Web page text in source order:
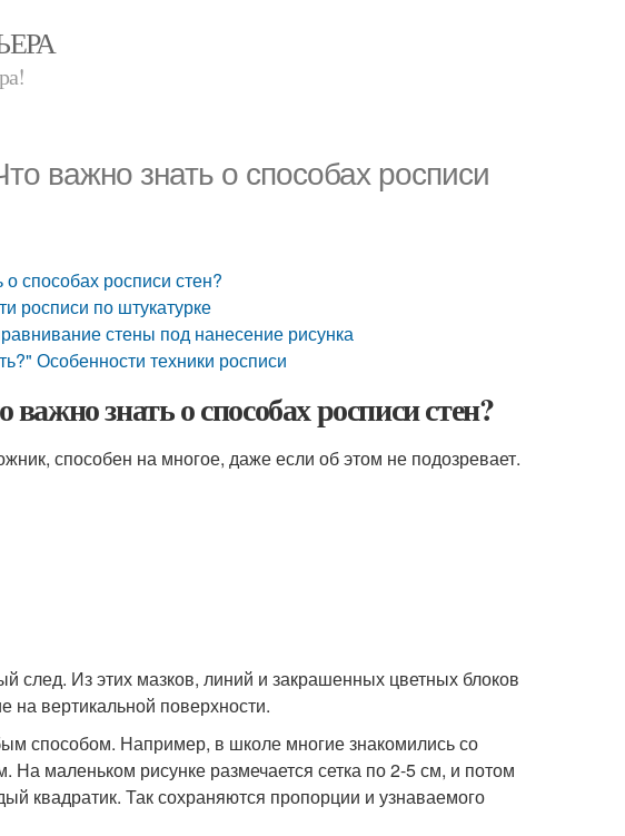
важно знать о способах росписи
способах росписи стен?
росписи по штукатурке
стены под нанесение рисунка
Особенности техники росписи
знать о способах росписи стен?
способен на многое, даже если об этом не подозревает.
след. Из этих мазков, линий и закрашенных цветных блоков
вертикальной поверхности.
способом. Например, в школе многие знакомились со
маленьком рисунке размечается сетка по 2-5 см, и потом
квадратик. Так сохраняются пропорции и узнаваемого